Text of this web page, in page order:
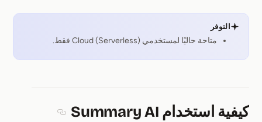
التوفر
متاحة حاليًا لمستخدمي Cloud (Serverless) فقط.
كيفية استخدام Summary AI